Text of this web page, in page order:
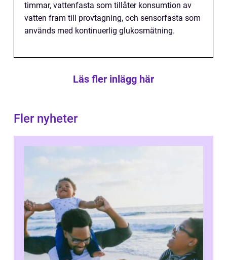
timmar, vattenfasta som tillåter konsumtion av
vatten fram till provtagning, och sensorfasta som
används med kontinuerlig glukosmätning.
Läs fler inlägg här
Fler nyheter